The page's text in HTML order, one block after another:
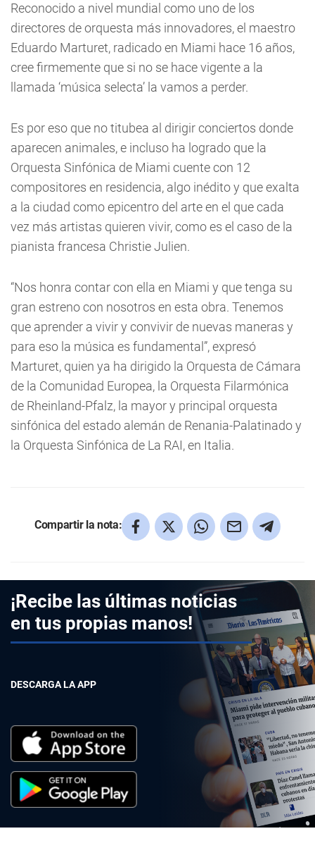
Reconocido a nivel mundial como uno de los
directores de orquesta más innovadores, el maestro
Eduardo Marturet, radicado en Miami hace 16 años,
cree firmemente que si no se hace vigente a la
llamada ‘música selecta’ la vamos a perder.
Es por eso que no titubea al dirigir conciertos donde
aparecen animales, e incluso ha logrado que la
Orquesta Sinfónica de Miami cuente con 12
compositores en residencia, algo inédito y que exalta
a la ciudad como epicentro del arte en el que cada
vez más artistas quieren vivir, como es el caso de la
pianista francesa Christie Julien.
“Nos honra contar con ella en Miami y que tenga su
gran estreno con nosotros en esta obra. Tenemos
que aprender a vivir y convivir de nuevas maneras y
para eso la música es fundamental”, expresó
Marturet, quien ya ha dirigido la Orquesta de Cámara
de la Comunidad Europea, la Orquesta Filarmónica
de Rheinland-Pfalz, la mayor y principal orquesta
sinfónica del estado alemán de Renania-Palatinado y
la Orquesta Sinfónica de La RAI, en Italia.
Compartir la nota:
¡Recibe las últimas noticias
en tus propias manos!
DESCARGA LA APP